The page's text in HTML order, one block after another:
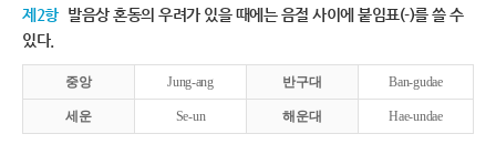
제2항 발음상 혼동의 우려가 있을 때에는 음절 사이에 붙임표(-)를 쓸 수
있다.
중앙 Jung-ang 반구대 Ban-gudae
세운 Se-un 해운대 Hae-undae